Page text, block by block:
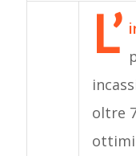
L’
oltre